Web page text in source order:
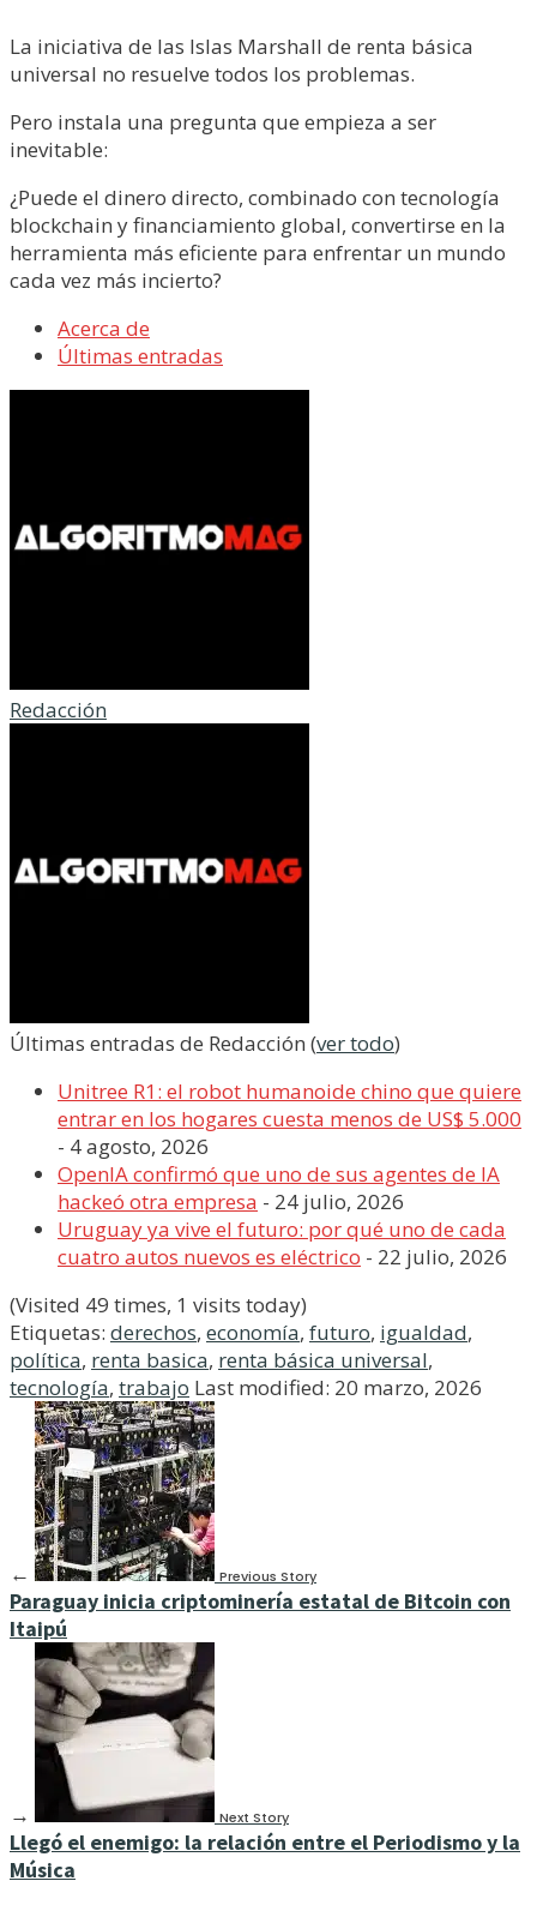
La iniciativa de las Islas Marshall de renta básica
universal no resuelve todos los problemas.
Pero instala una pregunta que empieza a ser
inevitable:
¿Puede el dinero directo, combinado con tecnología
blockchain y financiamiento global, convertirse en la
herramienta más eficiente para enfrentar un mundo
cada vez más incierto?
Acerca de
Últimas entradas
Redacción
Últimas entradas de Redacción (ver todo)
Unitree R1: el robot humanoide chino que quiere
entrar en los hogares cuesta menos de US$ 5.000
- 4 agosto, 2026
OpenIA confirmó que uno de sus agentes de IA
hackeó otra empresa - 24 julio, 2026
Uruguay ya vive el futuro: por qué uno de cada
cuatro autos nuevos es eléctrico - 22 julio, 2026
(Visited 49 times, 1 visits today)
Etiquetas: derechos, economía, futuro, igualdad,
política, renta basica, renta básica universal,
tecnología, trabajo Last modified: 20 marzo, 2026
← Previous Story
Paraguay inicia criptominería estatal de Bitcoin con
Itaipú
→ Next Story
Llegó el enemigo: la relación entre el Periodismo y la
Música